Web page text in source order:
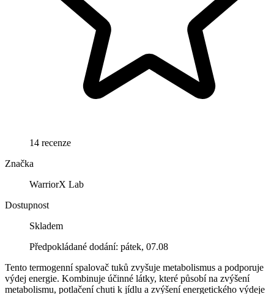
14 recenze
Značka
WarriorX Lab
Dostupnost
Skladem
Předpokládané dodání: pátek, 07.08
Tento termogenní spalovač tuků zvyšuje metabolismus a podporuje
výdej energie. Kombinuje účinné látky, které působí na zvýšení
metabolismu, potlačení chuti k jídlu a zvýšení energetického výdeje